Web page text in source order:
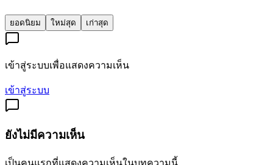
ยอดนิยม ใหม่สุด เก่าสุด
เข้าสู่ระบบเพื่อแสดงความเห็น
เข้าสู่ระบบ
ยังไม่มีความเห็น
เป็นคนแรกที่แสดงความเห็นในบทความนี้